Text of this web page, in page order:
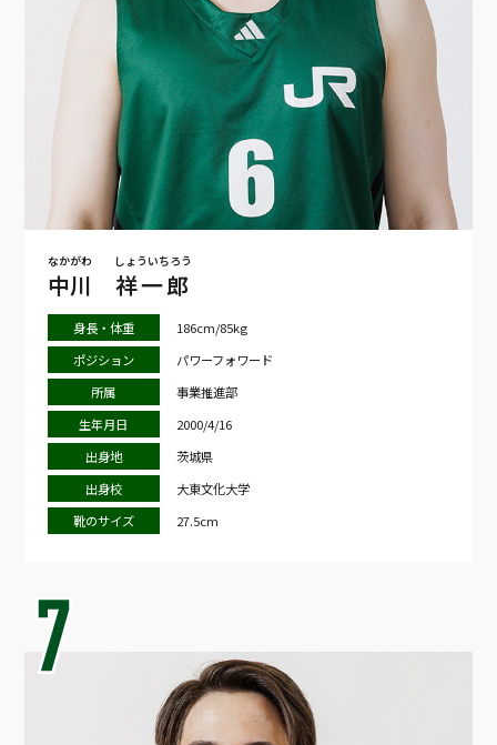
中川
なかがわ
祥一郎
しょういちろう
身長・体重
186cm/85kg
ポジション
パワーフォワード
所属
事業推進部
生年月日
2000/4/16
出身地
茨城県
出身校
大東文化大学
靴のサイズ
27.5cm